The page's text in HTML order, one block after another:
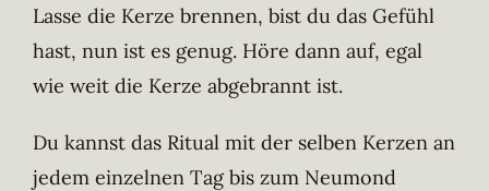
Lasse die Kerze brennen, bist du das Gefühl
hast, nun ist es genug. Höre dann auf, egal
wie weit die Kerze abgebrannt ist.
Du kannst das Ritual mit der selben Kerzen an
jedem einzelnen Tag bis zum Neumond